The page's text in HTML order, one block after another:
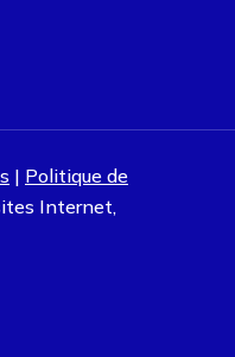
| Politique de
Internet,